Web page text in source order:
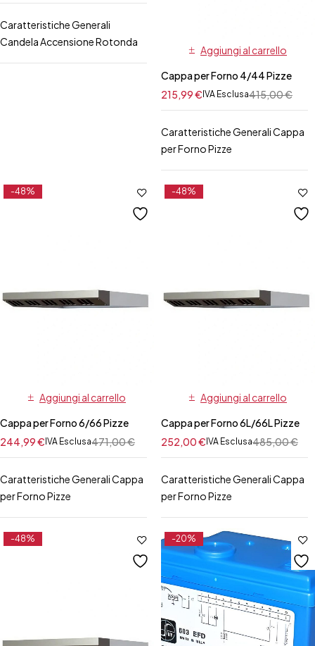
Caratteristiche Generali
Candela Accensione Rotonda
Aggiungi al carrello
Cappa per Forno 4/44 Pizze
415,00€
215,99€IVA Esclusa
Caratteristiche Generali Cappa
per Forno Pizze
-48%
Aggiungi al carrello
Cappa per Forno 6/66 Pizze
471,00€
244,99€ IVA Esclusa
Caratteristiche Generali Cappa
per Forno Pizze
-48%
Aggiungi al carrello
Cappa per Forno 6L/66L Pizze
485,00€
252,00€ IVA Esclusa
Caratteristiche Generali Cappa
per Forno Pizze
-48% -20%